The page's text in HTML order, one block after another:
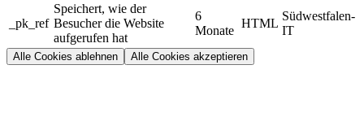
_pk_ref
Speichert, wie der
Besucher die Website
aufgerufen hat
6
Monate
HTML
Südwestfalen-
IT
Alle Cookies ablehnen Alle Cookies akzeptieren